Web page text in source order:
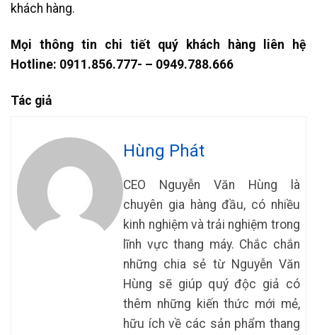
khách hàng.
Mọi thông tin chi tiết quý khách hàng liên hệ
Hotline: 0911.856.777- – 0949.788.666
Tác giả
Hùng Phát
CEO Nguyễn Văn Hùng là
chuyên gia hàng đầu, có nhiều
kinh nghiệm và trải nghiệm trong
lĩnh vực thang máy. Chắc chắn
những chia sẻ từ Nguyễn Văn
Hùng sẽ giúp quý độc giả có
thêm những kiến thức mới mẻ,
hữu ích về các sản phẩm thang